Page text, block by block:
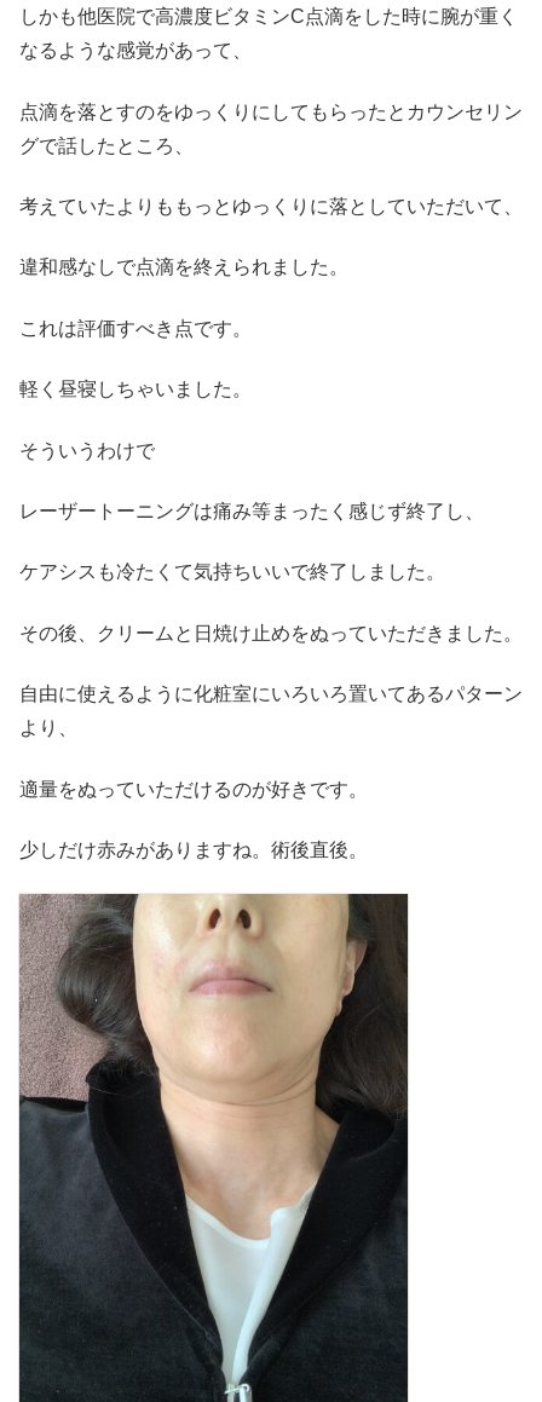
しかも他医院で高濃度ビタミンC点滴をした時に腕が重く
なるような感覚があって、
点滴を落とすのをゆっくりにしてもらったとカウンセリン
グで話したところ、
考えていたよりももっとゆっくりに落としていただいて、
違和感なしで点滴を終えられました。
これは評価すべき点です。
軽く昼寝しちゃいました。
そういうわけで
レーザートーニングは痛み等まったく感じず終了し、
ケアシスも冷たくて気持ちいいで終了しました。
その後、クリームと日焼け止めをぬっていただきました。
自由に使えるように化粧室にいろいろ置いてあるパターン
より、
適量をぬっていただけるのが好きです。
少しだけ赤みがありますね。術後直後。